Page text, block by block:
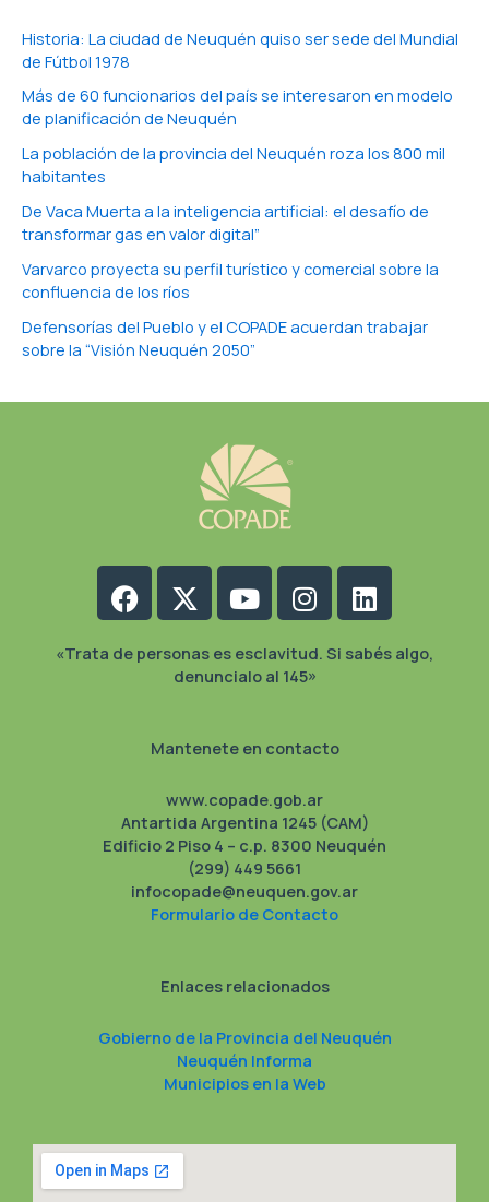
Historia: La ciudad de Neuquén quiso ser sede del Mundial
de Fútbol 1978
Más de 60 funcionarios del país se interesaron en modelo
de planificación de Neuquén
La población de la provincia del Neuquén roza los 800 mil
habitantes
De Vaca Muerta a la inteligencia artificial: el desafío de
transformar gas en valor digital”
Varvarco proyecta su perfil turístico y comercial sobre la
confluencia de los ríos
Defensorías del Pueblo y el COPADE acuerdan trabajar
sobre la “Visión Neuquén 2050”
Facebook
X-
twitter
YoutubeInstagram
Linkedin
«Trata de personas es esclavitud. Si sabés algo,
denuncialo al 145»
Mantenete en contacto
www.copade.gob.ar
Antartida Argentina 1245 (CAM)
Edificio 2 Piso 4 – c.p. 8300 Neuquén
(299) 449 5661
infocopade@neuquen.gov.ar
Formulario de Contacto
Enlaces relacionados
Gobierno de la Provincia del Neuquén
Neuquén Informa
Municipios en la Web